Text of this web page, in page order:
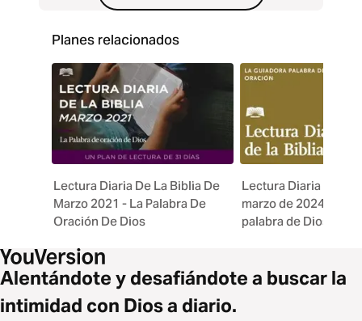
Planes relacionados
Lectura Diaria De La Biblia De
Marzo 2021 - La Palabra De
Oración De Dios
Lectura Diaria de la
marzo de 2024. La
palabra de Dios:
Alentándote y desafiándote a buscar la
intimidad con Dios a diario.